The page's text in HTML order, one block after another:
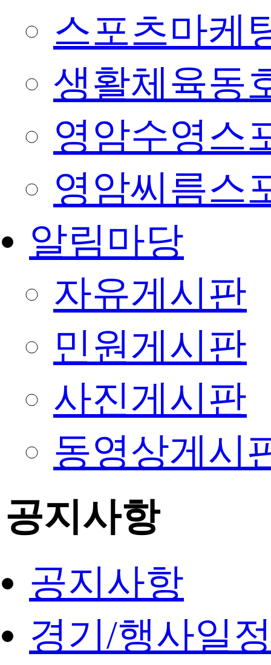
스포츠마케
생활체육동
영암수영스
영암씨름스
알림마당
자유게시판
민원게시판
사진게시판
동영상게시
공지사항
공지사항
경기/행사일